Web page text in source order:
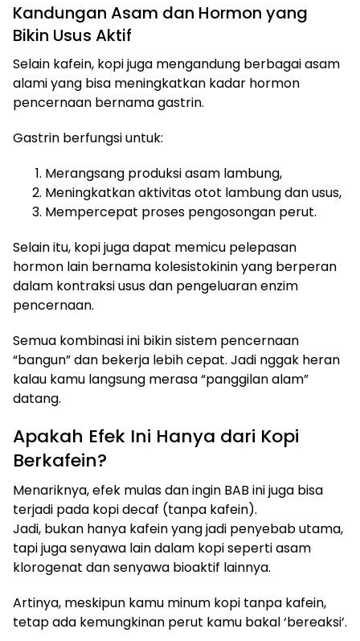
Kandungan Asam dan Hormon yang
Bikin Usus Aktif
Selain kafein, kopi juga mengandung berbagai asam
alami yang bisa meningkatkan kadar hormon
pencernaan bernama gastrin.
Gastrin berfungsi untuk:
Merangsang produksi asam lambung,
Meningkatkan aktivitas otot lambung dan usus,
Mempercepat proses pengosongan perut.
Selain itu, kopi juga dapat memicu pelepasan
hormon lain bernama kolesistokinin yang berperan
dalam kontraksi usus dan pengeluaran enzim
pencernaan.
Semua kombinasi ini bikin sistem pencernaan
“bangun” dan bekerja lebih cepat. Jadi nggak heran
kalau kamu langsung merasa “panggilan alam”
datang.
Apakah Efek Ini Hanya dari Kopi
Berkafein?
Menariknya, efek mulas dan ingin BAB ini juga bisa
terjadi pada kopi decaf (tanpa kafein).
Jadi, bukan hanya kafein yang jadi penyebab utama,
tapi juga senyawa lain dalam kopi seperti asam
klorogenat dan senyawa bioaktif lainnya.
Artinya, meskipun kamu minum kopi tanpa kafein,
tetap ada kemungkinan perut kamu bakal ‘bereaksi’.